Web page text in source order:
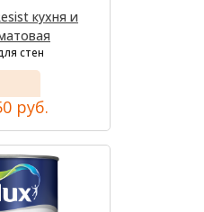
кухня и
стен
руб.